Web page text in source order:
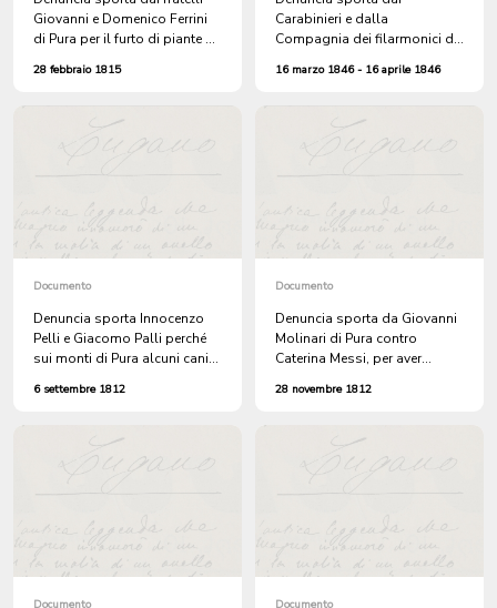
Giovanni e Domenico Ferrini
di Pura per il furto di piante di
28 febbraio 1815
Carabinieri e dalla
Compagnia dei filarmonici di
abitanti di Pura per averli presi
funzione funebre in memoria
del consigliere Pietro
16 marzo 1846 - 16 aprile 1846
Documento
Denuncia sporta Innocenzo
Pelli e Giacomo Palli perché
sui monti di Pura alcuni cani
pecore
6 settembre 1812
Documento
Denuncia sporta da Giovanni
Molinari di Pura contro
Caterina Messi, per aver
bambino di Caterina Indemini
Giovanni Molinari
28 novembre 1812
Documento Documento